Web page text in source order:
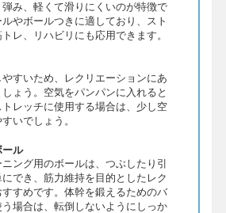
み、軽くて滑りにくいのが特徴で
やボールつきに適しており、スト
レ、リハビリにも応用できます。
すいため、レクリエーションにあ
ょう。空気をパンパンに入れると
レッチに使用する場合は、少し空
いでしょう。
ール
ング用のボールは、つぶしたり引
でき、筋力維持を目的としたレク
すすめです。体幹を鍛えるためのバ
場合は、転倒しないようにしっか